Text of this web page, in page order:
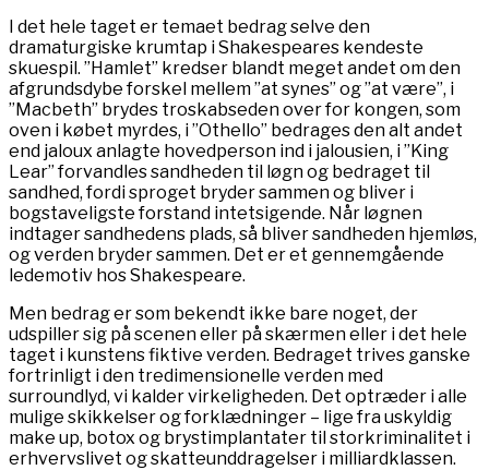
I det hele taget er temaet bedrag selve den
dramaturgiske krumtap i Shakespeares kendeste
skuespil. ”Hamlet” kredser blandt meget andet om den
afgrundsdybe forskel mellem ”at synes” og ”at være”, i
”Macbeth” brydes troskabseden over for kongen, som
oven i købet myrdes, i ”Othello” bedrages den alt andet
end jaloux anlagte hovedperson ind i jalousien, i ”King
Lear” forvandles sandheden til løgn og bedraget til
sandhed, fordi sproget bryder sammen og bliver i
bogstaveligste forstand intetsigende. Når løgnen
indtager sandhedens plads, så bliver sandheden hjemløs,
og verden bryder sammen. Det er et gennemgående
ledemotiv hos Shakespeare.
Men bedrag er som bekendt ikke bare noget, der
udspiller sig på scenen eller på skærmen eller i det hele
taget i kunstens fiktive verden. Bedraget trives ganske
fortrinligt i den tredimensionelle verden med
surroundlyd, vi kalder virkeligheden. Det optræder i alle
mulige skikkelser og forklædninger – lige fra uskyldig
make up, botox og brystimplantater til storkriminalitet i
erhvervslivet og skatteunddragelser i milliardklassen.